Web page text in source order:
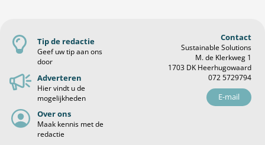
Tip de redactie
Geef uw tip aan ons
door
Adverteren
Hier vindt u de
mogelijkheden
Over ons
Maak kennis met de
redactie
Contact
Sustainable Solutions
M. de Klerkweg 1
1703 DK Heerhugowaard
072 5729794
E-mail